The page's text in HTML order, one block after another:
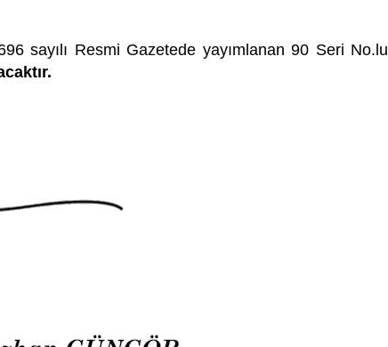
sayılı Resmi Gazetede yayımlanan 90 Seri No.lu